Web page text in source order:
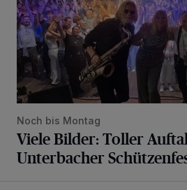
Noch bis Montag
Viele Bilder: Toller
Unterbacher